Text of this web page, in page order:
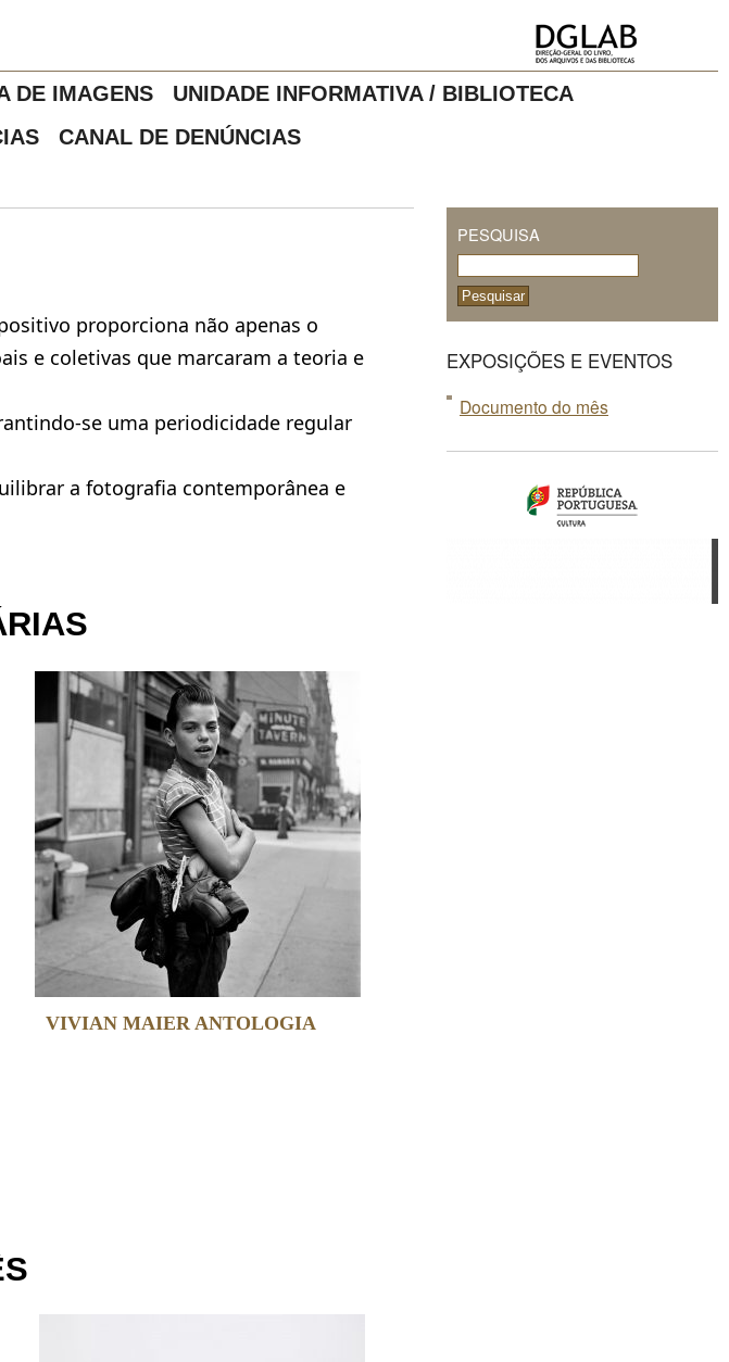
DE IMAGENS
UNIDADE INFORMATIVA / BIBLIOTECA
CANAL DE DENÚNCIAS
proporciona não apenas o
e coletivas que marcaram a teoria e
se uma periodicidade regular
a fotografia contemporânea e
VIVIAN MAIER ANTOLOGIA
PESQUISA
EXPOSIÇÕES E EVENTOS
Documento do mês